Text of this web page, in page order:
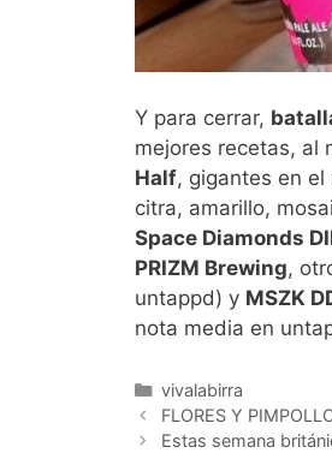
Y para cerrar,
mejores recetas, al
Half, gigantes en el
citra, amarillo,
Space Diamonds
PRIZM Brewing,
untappd) y MSZK
nota media en
Categorías
vivalabirra
FLORES Y
Estas semana